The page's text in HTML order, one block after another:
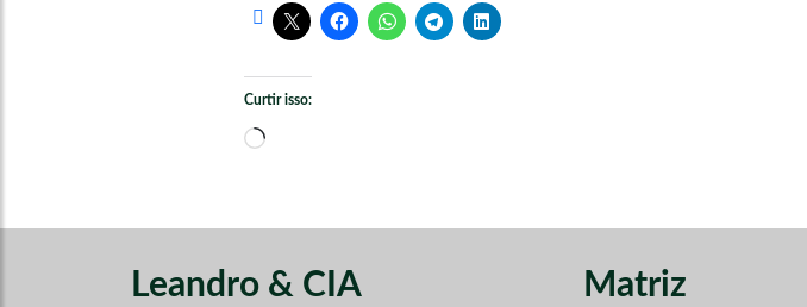
Curtir isso:
Carregando...
Leandro & CIA Matriz